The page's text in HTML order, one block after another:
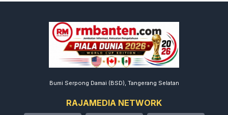
Bumi Serpong Damai (BSD), Tangerang Selatan
RAJAMEDIA NETWORK